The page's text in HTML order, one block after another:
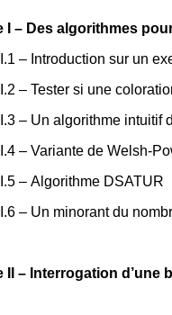
I – Des algorithmes
I.1 – Introduction sur un
I.2 – Tester si une
I.3 – Un algorithme intuitif
I.4 – Variante de Welsh-
I.5 – Algorithme DSATUR
I.6 – Un minorant du
II – Interrogation